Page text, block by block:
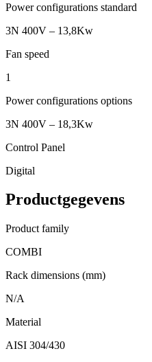
Power configurations standard
3N 400V – 13,8Kw
Fan speed
1
Power configurations options
3N 400V – 18,3Kw
Control Panel
Digital
Productgegevens
Product family
COMBI
Rack dimensions (mm)
N/A
Material
AISI 304/430